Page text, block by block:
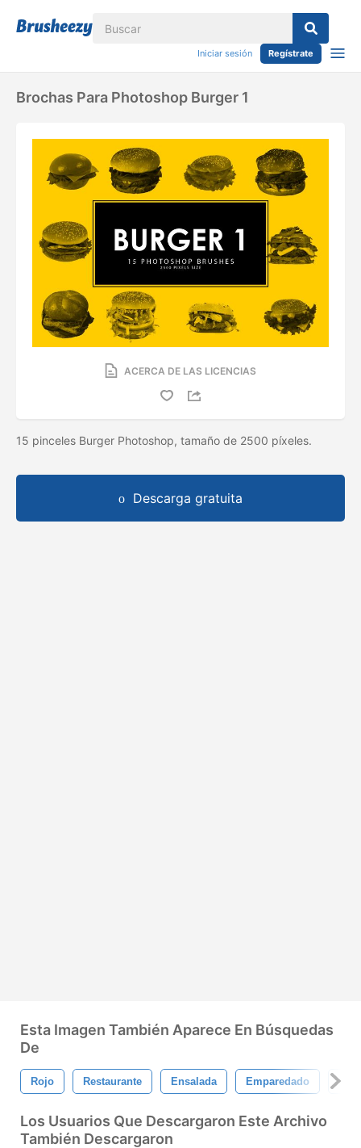
Iniciar sesión Regístrate
Brochas Para Photoshop Burger 1
ACERCA DE LAS LICENCIAS
15 pinceles Burger Photoshop, tamaño de 2500 píxeles.
Descarga gratuita
Esta Imagen También Aparece En Búsquedas
De
Rojo Restaurante Ensalada Emparedado
Los Usuarios Que Descargaron Este Archivo
También Descargaron